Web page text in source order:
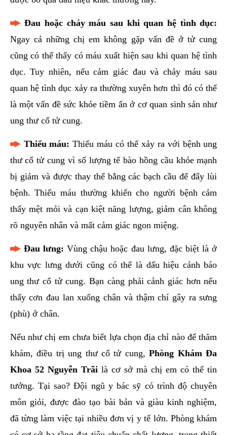
Đau hoặc chảy máu sau khi quan hệ tình dục:
Ngay cả những chị em không gặp vấn đề ở tử cung
cũng có thể thấy có máu xuất hiện sau khi quan hệ tình
dục. Tuy nhiên, nếu cảm giác đau và chảy máu sau
quan hệ tình dục xảy ra thường xuyên hơn thì đó có thể
là một vấn đề sức khỏe tiềm ẩn ở cơ quan sinh sản như
ung thư cổ tử cung.
Thiếu máu: Thiếu máu có thể xảy ra với bệnh ung
thư cổ tử cung vì số lượng tế bào hồng cầu khỏe mạnh
bị giảm và được thay thế bằng các bạch cầu để đẩy lùi
bệnh. Thiếu máu thường khiến cho người bệnh cảm
thấy mệt mỏi và cạn kiệt năng lượng, giảm cân không
rõ nguyên nhân và mất cảm giác ngon miệng.
Đau lưng: Vùng chậu hoặc đau lưng, đặc biệt là ở
khu vực lưng dưới cũng có thể là dấu hiệu cảnh báo
ung thư cổ tử cung. Bạn càng phải cảnh giác hơn nếu
thấy cơn đau lan xuống chân và thậm chí gây ra sưng
(phù) ở chân.
Nếu như chị em chưa biết lựa chọn địa chỉ nào để thăm
khám, điều trị ung thư cổ tử cung, Phòng Khám Đa
Khoa 52 Nguyễn Trãi là cơ sở mà chị em có thể tin
tưởng. Tại sao? Đội ngũ y bác sỹ có trình độ chuyên
môn giỏi, được đào tạo bài bản và giàu kinh nghiệm,
đã từng làm việc tại nhiều đơn vị y tế lớn. Phòng khám